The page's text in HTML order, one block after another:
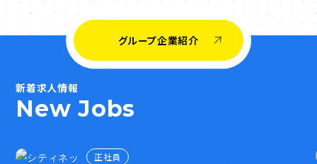
グループ企業紹介
新着求人情報
New Jobs
正社員